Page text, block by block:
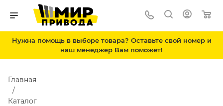
Нужна помощь в выборе товара? Оставьте свой номер и
наш менеджер Вам поможет!
Главная
Каталог